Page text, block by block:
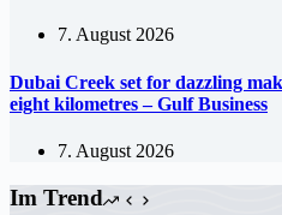
7. August 2026
Dubai Creek set for dazzling
eight kilometres – Gulf Business
7. August 2026
Im Trend